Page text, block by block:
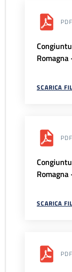
PDF
SCARICA
PDF
SCARICA
PDF